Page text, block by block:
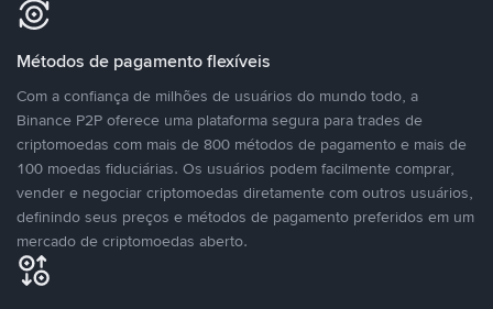
Métodos de pagamento flexíveis
Com a confiança de milhões de usuários do mundo todo, a
Binance P2P oferece uma plataforma segura para trades de
criptomoedas com mais de 800 métodos de pagamento e mais de
100 moedas fiduciárias. Os usuários podem facilmente comprar,
vender e negociar criptomoedas diretamente com outros usuários,
definindo seus preços e métodos de pagamento preferidos em um
mercado de criptomoedas aberto.